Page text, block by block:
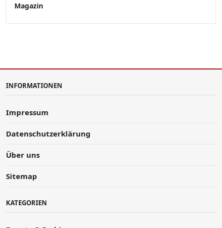
Magazin
INFORMATIONEN
Impressum
Datenschutzerklärung
Über uns
Sitemap
KATEGORIEN